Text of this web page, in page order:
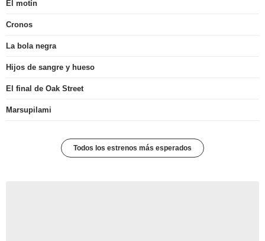
El motín
Cronos
La bola negra
Hijos de sangre y hueso
El final de Oak Street
Marsupilami
Todos los estrenos más esperados